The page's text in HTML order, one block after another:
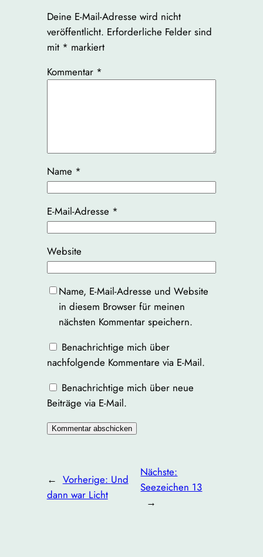
Deine E-Mail-Adresse wird nicht
veröffentlicht. Erforderliche Felder sind
mit * markiert
Kommentar *
Name *
E-Mail-Adresse *
Website
Name, E-Mail-Adresse und Website
in diesem Browser für meinen
nächsten Kommentar speichern.
Benachrichtige mich über
nachfolgende Kommentare via E-Mail.
Benachrichtige mich über neue
Beiträge via E-Mail.
← Vorherige: Und
dann war Licht
Nächste:
Seezeichen 13
→